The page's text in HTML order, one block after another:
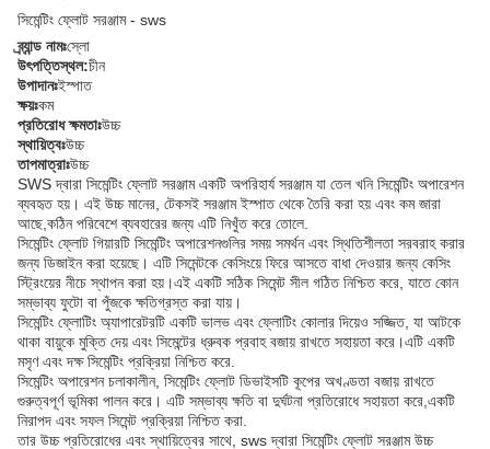
সিমেন্টিং ফ্লোট সরঞ্জাম - sws
ব্র্যান্ড নামঃস্লো
উৎপত্তিস্থল:চীন
উপাদানঃইস্পাত
ক্ষয়ঃকম
প্রতিরোধ ক্ষমতাঃউচ্চ
স্থায়িত্বঃউচ্চ
তাপমাত্রাঃউচ্চ
SWS দ্বারা সিমেন্টিং ফ্লোট সরঞ্জাম একটি অপরিহার্য সরঞ্জাম যা তেল খনি সিমেন্টিং অপারেশন
ব্যবহৃত হয়। এই উচ্চ মানের, টেকসই সরঞ্জাম ইস্পাত থেকে তৈরি করা হয় এবং কম জারা
আছে,কঠিন পরিবেশে ব্যবহারের জন্য এটি নিখুঁত করে তোলে.
সিমেন্টিং ফ্লোট গিয়ারটি সিমেন্টিং অপারেশনগুলির সময় সমর্থন এবং স্থিতিশীলতা সরবরাহ করার
জন্য ডিজাইন করা হয়েছে। এটি সিমেন্টকে কেসিংয়ে ফিরে আসতে বাধা দেওয়ার জন্য কেসিং
স্ট্রিংয়ের নীচে স্থাপন করা হয়।এই একটি সঠিক সিমেন্ট সীল গঠিত নিশ্চিত করে, যাতে কোন
সম্ভাব্য ফুটো বা পুঁজকে ক্ষতিগ্রস্ত করা যায়।
সিমেন্টিং ফ্লোটিং অ্যাপারেটরটি একটি ভালভ এবং ফ্লোটিং কোলার দিয়েও সজ্জিত, যা আটকে
থাকা বায়ুকে মুক্তি দেয় এবং সিমেন্টের ধ্রুবক প্রবাহ বজায় রাখতে সহায়তা করে।এটি একটি
মসৃণ এবং দক্ষ সিমেন্টিং প্রক্রিয়া নিশ্চিত করে.
সিমেন্টিং অপারেশন চলাকালীন, সিমেন্টিং ফ্লোট ডিভাইসটি কূপের অখণ্ডতা বজায় রাখতে
গুরুত্বপূর্ণ ভূমিকা পালন করে। এটি সম্ভাব্য ক্ষতি বা দুর্ঘটনা প্রতিরোধে সহায়তা করে,একটি
নিরাপদ এবং সফল সিমেন্ট প্রক্রিয়া নিশ্চিত করা.
তার উচ্চ প্রতিরোধের এবং স্থায়িত্বের সাথে, sws দ্বারা সিমেন্টিং ফ্লোট সরঞ্জাম উচ্চ